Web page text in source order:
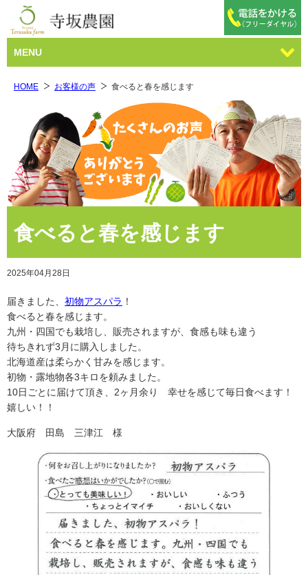
MENU
HOME お客様の声 食べると春を感じます
食べると春を感じます
2025年04月28日
届きました、 初物アスパラ ！
食べると春を感じます。
九州・四国でも栽培し、販売されますが、食感も味も違う
待ちきれず3月に購入しました。
北海道産は柔らかく甘みを感じます。
初物・露地物各3キロを頼みました。
10日ごとに届けて頂き、2ヶ月余り 幸せを感じて毎日食べます！
嬉しい！！
大阪府 田島 三津江 様